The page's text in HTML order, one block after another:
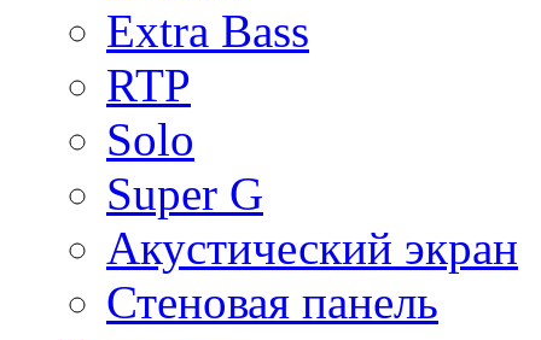
Extra Bass
RTP
Solo
Super G
Акустический экран
Стеновая панель